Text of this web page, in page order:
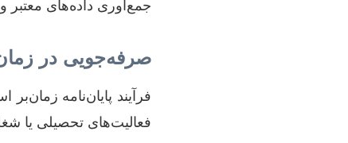
جمع‌آوری داده‌های معتبر
صرفه‌جویی در
فرآیند پایان‌نامه
فعالیت‌های تحصیلی یا